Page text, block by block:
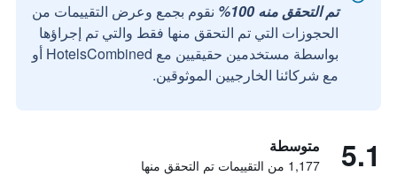
تم التحقق منه 100%
نقوم بجمع وعرض التقييمات من
الحجوزات التي تم التحقق منها فقط والتي تم إجراؤها
بواسطة مستخدمين حقيقيين مع HotelsCombined أو
مع شركائنا الخارجيين الموثوقين.
5.1 متوسطة
1,177 من التقييمات تم التحقق منها